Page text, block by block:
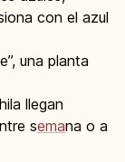
con el azul
una planta
llegan
semana o a